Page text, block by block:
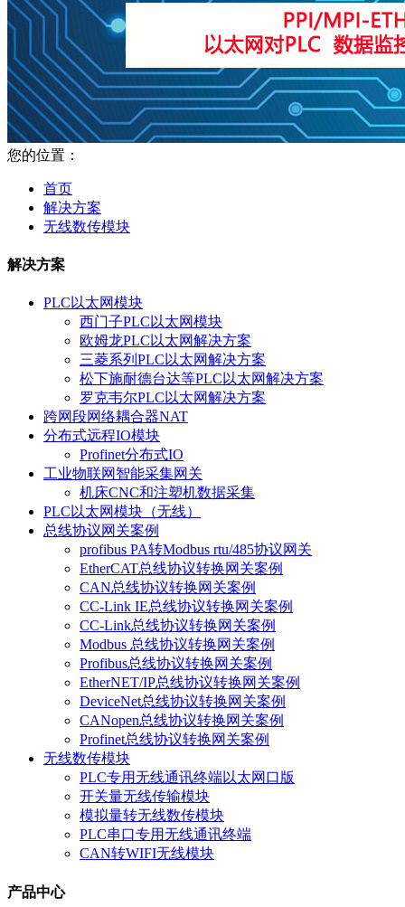
您的位置：
首页
解决方案
无线数传模块
解决方案
PLC以太网模块
西门子PLC以太网模块
欧姆龙PLC以太网解决方案
三菱系列PLC以太网解决方案
松下施耐德台达等PLC以太网解决方案
罗克韦尔PLC以太网解决方案
跨网段网络耦合器NAT
分布式远程IO模块
Profinet分布式IO
工业物联网智能采集网关
机床CNC和注塑机数据采集
PLC以太网模块（无线）
总线协议网关案例
profibus PA转Modbus rtu/485协议网关
EtherCAT总线协议转换网关案例
CAN总线协议转换网关案例
CC-Link IE总线协议转换网关案例
CC-Link总线协议转换网关案例
Modbus 总线协议转换网关案例
Profibus总线协议转换网关案例
EtherNET/IP总线协议转换网关案例
DeviceNet总线协议转换网关案例
CANopen总线协议转换网关案例
Profinet总线协议转换网关案例
无线数传模块
PLC专用无线通讯终端以太网口版
开关量无线传输模块
模拟量转无线数传模块
PLC串口专用无线通讯终端
CAN转WIFI无线模块
产品中心